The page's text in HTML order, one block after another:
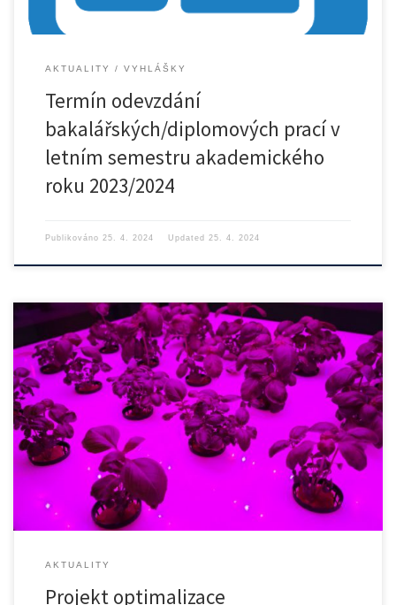
AKTUALITY VYHLÁŠKY
Termín odevzdání
bakalářských/diplomových prací v
letním semestru akademického
roku 2023/2024
Publikováno 25. 4. 2024 Updated 25. 4. 2024
Česká televize natáčela minulý týden reportáž v laboratořích našeho
ústavu. […]
AKTUALITY
Projekt optimalizace